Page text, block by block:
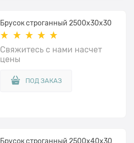
Брусок строганный 2500x30x30
Свяжитесь с нами насчет
цены
ПОД ЗАКАЗ
Брусок строганный 2500x40х30